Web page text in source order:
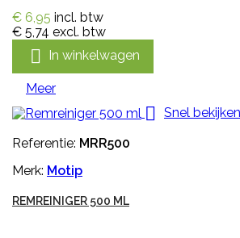
€ 6,95 incl. btw
€ 5,74 excl. btw
 In winkelwagen
Meer
 Snel bekijken
Referentie: MRR500
Merk: Motip
REMREINIGER 500 ML